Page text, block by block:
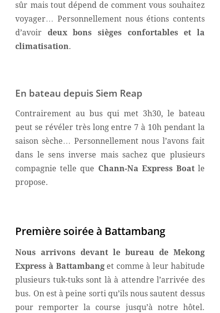
sûr mais tout dépend de comment vous souhaitez
voyager… Personnellement nous étions contents
d’avoir deux bons sièges confortables et la
climatisation.
En bateau depuis Siem Reap
Contrairement au bus qui met 3h30, le bateau
peut se révéler très long entre 7 à 10h pendant la
saison sèche… Personnellement nous l’avons fait
dans le sens inverse mais sachez que plusieurs
compagnie telle que Chann-Na Express Boatle
propose.
Première soirée à Battambang
Nous arrivons devant le bureau de Mekong
Express à Battambanget comme à leur habitude
plusieurs tuk-tuks sont là à attendre l’arrivée des
bus. On est à peine sorti qu’ils nous sautent dessus
pour remporter la course jusqu’à notre hôtel.